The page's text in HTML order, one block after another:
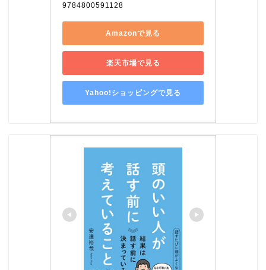
9784800591128
Amazonで見る
楽天市場で見る
Yahoo!ショッピングで見る